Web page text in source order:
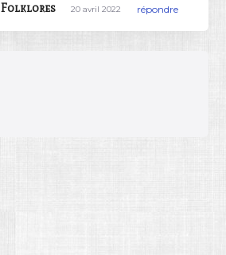
Folklores 20 avril 2022
répondre